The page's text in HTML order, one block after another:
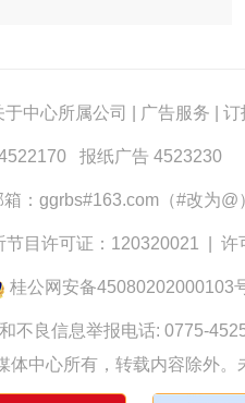
于中心所属公司 广告服务 订
报纸广告 4523230
：ggrbs#163.com（#改为
目许可证：120320021 许
桂公网安备45080202000103
不良信息举报电话: 0775-
中心所有，转载内容除外